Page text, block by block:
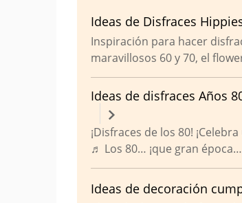
Ideas de Disfraces
Inspiración para hacer
maravillosos 60 y 70, el
Ideas de disfraces Años
¡Disfraces de los 80!
♬ Los 80… ¡que gran época…
Ideas de decoración